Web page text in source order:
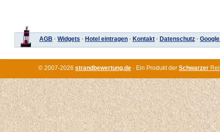
AGB · Widgets · Hotel eintragen · Kontakt · Datenschutz ·
© 2007-2026 strandbewertung.de · Ein Produkt der Schwarzer